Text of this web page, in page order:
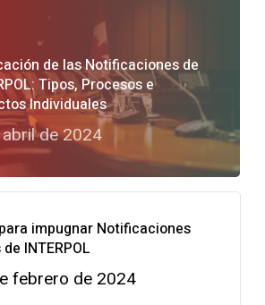
de las Notificaciones de
Tipos, Procesos e
Individuales
de 2024
impugnar Notificaciones
INTERPOL
febrero de 2024